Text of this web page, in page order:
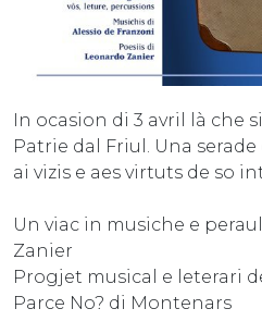
In ocasion di 3 avril là che
Patrie dal Friul. Una
ai vizis e aes virtuts de so
Un viac in musiche e
Zanier
Progjet musical e leterari
Parce No? di Montenars